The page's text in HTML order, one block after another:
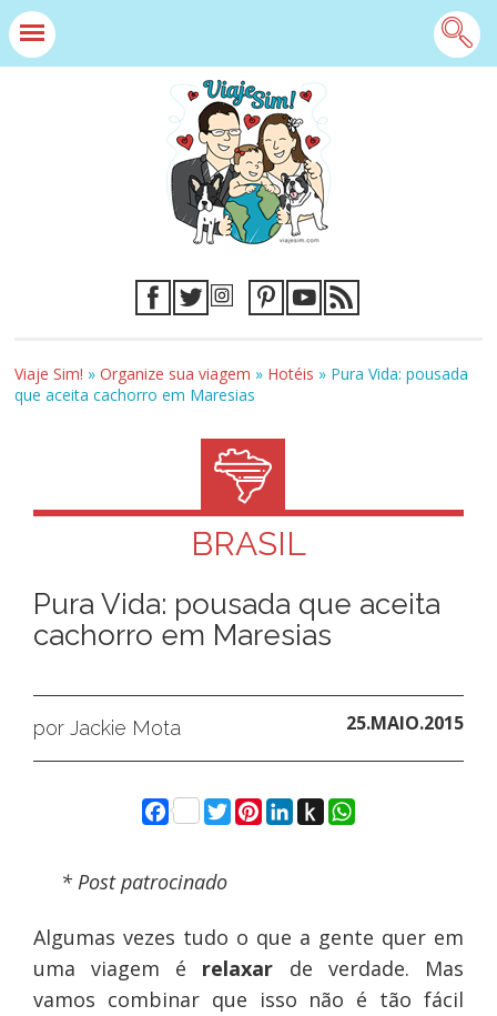
Viaje Sim! »Organize sua viagem » Hotéis » Pura Vida: pousada
que aceita cachorro em Maresias
BRASIL
Pura Vida: pousada que aceita
cachorro em Maresias
por Jackie Mota 25.MAIO.2015
Facebook
Twitter
Pinterest
LinkedIn
Push
to
WhatsApp
* Post patrocinado
Algumas vezes tudo o que a gente quer em
uma viagem é relaxar de verdade. Mas
vamos combinar que isso não é tão fácil